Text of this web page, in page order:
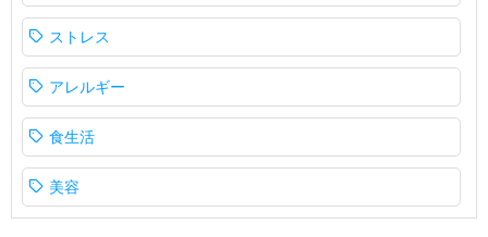
ストレス
アレルギー
食生活
美容